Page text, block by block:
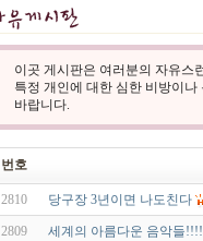
이곳 게시판은 여러분의 자유스
특정 개인에 대한 심한 비방이
바랍니다.
번호
2810 당구장 3년이면 나도친다
2809 세계의 아름다운 음악들